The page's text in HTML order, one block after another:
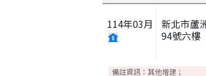
114年03月
新北市蘆
94號六樓
備註資訊： 其他增建；